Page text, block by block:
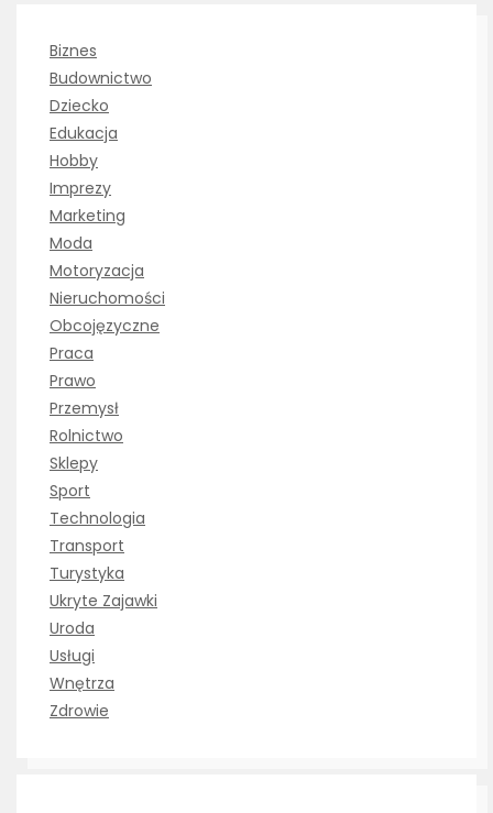
Biznes
Budownictwo
Dziecko
Edukacja
Hobby
Imprezy
Marketing
Moda
Motoryzacja
Nieruchomości
Obcojęzyczne
Praca
Prawo
Przemysł
Rolnictwo
Sklepy
Sport
Technologia
Transport
Turystyka
Ukryte Zajawki
Uroda
Usługi
Wnętrza
Zdrowie